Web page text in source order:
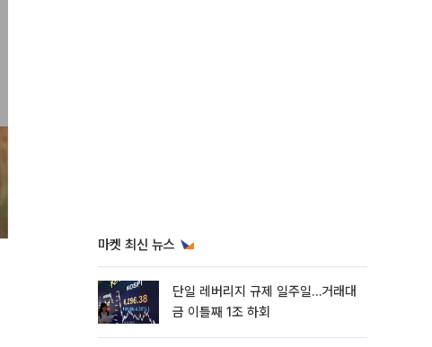
마켓 최신 뉴스
단일 레버리지 규제 일주일…거래대
금 이틀째 1조 하회